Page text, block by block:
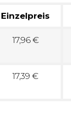
Einzelpreis
17,96 €
17,39 €